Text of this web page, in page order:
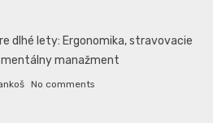
dlhé lety: Ergonomika, stravovacie
manažment
No comments